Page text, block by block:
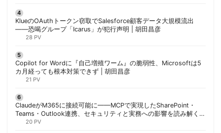
KlueのOAuthトークン窃取でSalesforce顧客データ大規模流出
——恐喝グループ「Icarus」が犯行声明 | 胡田昌彦
28 PV
Copilot for Wordに『自己増殖ワーム』の脆弱性、Microsoftは5
カ月経っても根本対策できず | 胡田昌彦
21 PV
ClaudeがM365に接続可能に——MCPで実現したSharePoint・
Teams・Outlook連携、セキュリティと実務への影響を読み解く |
胡田昌彦
20 PV